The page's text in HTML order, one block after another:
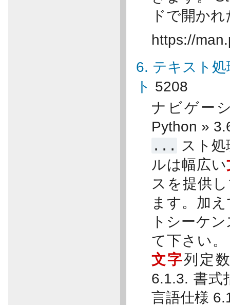
ドで開か
https://
6. テキスト
ト 5208
ナビゲー
Python »
...
スト
ルは幅広い
スを提供
ます。加
トシーケ
て下さい
文字列定
6.1.3. 書式
言語仕様